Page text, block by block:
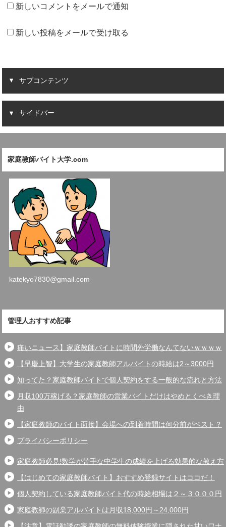
新しいコメントをメールで通知
新しい投稿をメールで受け取る
サブコンテンツ
サイドバー
家庭教師バイト大学.com
katekyo7830@gmail.com
管理人おすすめ記事
痛いニュース】家庭教師バイトに時間外労働なんてないｗｗｗｗ
【早慶上智】大学生の家庭教師アルバイトの時給は2～3000円
知ってた？家庭教師バイトで個人契約をする一般的な流れと方法
月収100万稼げる？家庭教師の営業バイトだけはやめとくべき理
由
【家庭教師のバイト面接】会場への到着時間は何分前がベスト？
プライバシーポリシー
家庭教師必見!数学が苦手な中学生の成績を上げる効果的な教え方
【はじめての家庭教師バイト】おすすめ登録サイトはココだ！
個人契約している家庭教師バイト代の時給相場は２～３０００円
家庭教師の副業アルバイトは月収18,000円～24,000円